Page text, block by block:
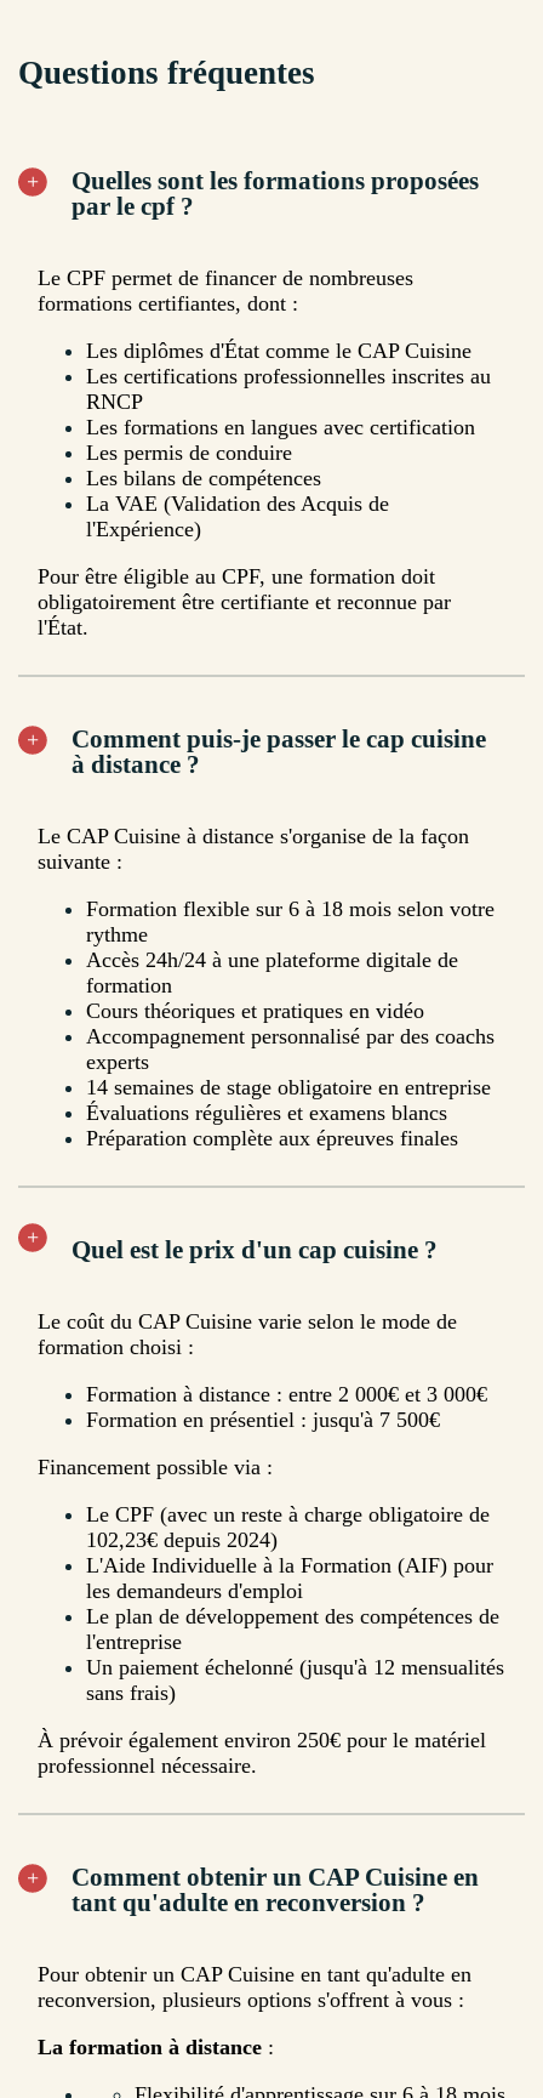
Questions fréquentes
Quelles sont les formations proposées
par le cpf ?
Le CPF permet de financer de nombreuses
formations certifiantes, dont :
Les diplômes d'État comme le CAP Cuisine
Les certifications professionnelles inscrites au
RNCP
Les formations en langues avec certification
Les permis de conduire
Les bilans de compétences
La VAE (Validation des Acquis de
l'Expérience)
Pour être éligible au CPF, une formation doit
obligatoirement être certifiante et reconnue par
l'État.
Comment puis-je passer le cap cuisine
à distance ?
Le CAP Cuisine à distance s'organise de la façon
suivante :
Formation flexible sur 6 à 18 mois selon votre
rythme
Accès 24h/24 à une plateforme digitale de
formation
Cours théoriques et pratiques en vidéo
Accompagnement personnalisé par des coachs
experts
14 semaines de stage obligatoire en entreprise
Évaluations régulières et examens blancs
Préparation complète aux épreuves finales
Quel est le prix d'un cap cuisine ?
Le coût du CAP Cuisine varie selon le mode de
formation choisi :
Formation à distance : entre 2 000€ et 3 000€
Formation en présentiel : jusqu'à 7 500€
Financement possible via :
Le CPF (avec un reste à charge obligatoire de
102,23€ depuis 2024)
L'Aide Individuelle à la Formation (AIF) pour
les demandeurs d'emploi
Le plan de développement des compétences de
l'entreprise
Un paiement échelonné (jusqu'à 12 mensualités
sans frais)
À prévoir également environ 250€ pour le matériel
professionnel nécessaire.
Comment obtenir un CAP Cuisine en
tant qu'adulte en reconversion ?
Pour obtenir un CAP Cuisine en tant qu'adulte en
reconversion, plusieurs options s'offrent à vous :
La formation à distance :